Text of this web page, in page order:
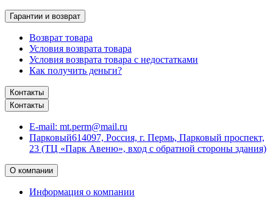
Гарантии и возврат
Возврат товара
Условия возврата товара
Условия возврата товара с недостатками
Как получить деньги?
Контакты
Контакты
E-mail: mt.perm@mail.ru
Парковый614097, Россия, г. Пермь, Парковый проспект,
23 (ТЦ «Парк Авеню», вход с обратной стороны здания)
О компании
Информация о компании